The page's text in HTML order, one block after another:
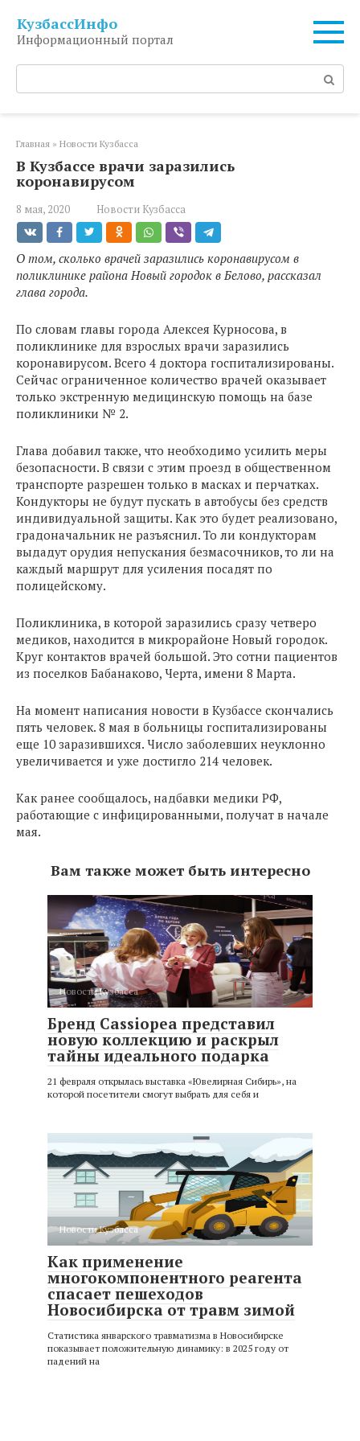
контенту
КузбассИнфо
Информационный портал
Поиск:
Главная » Новости Кузбасса
В Кузбассе врачи заразились
коронавирусом
8 мая, 2020 Новости Кузбасса
О том, сколько врачей заразились коронавирусом в
поликлинике района Новый городок в Белово, рассказал
глава города.
По словам главы города Алексея Курносова, в
поликлинике для взрослых врачи заразились
коронавирусом. Всего 4 доктора госпитализированы.
Сейчас ограниченное количество врачей оказывает
только экстренную медицинскую помощь на базе
поликлиники № 2.
Глава добавил также, что необходимо усилить меры
безопасности. В связи с этим проезд в общественном
транспорте разрешен только в масках и перчатках.
Кондукторы не будут пускать в автобусы без средств
индивидуальной защиты. Как это будет реализовано,
градоначальник не разъяснил. То ли кондукторам
выдадут орудия непускания безмасочников, то ли на
каждый маршрут для усиления посадят по
полицейскому.
Поликлиника, в которой заразились сразу четверо
медиков, находится в микрорайоне Новый городок.
Круг контактов врачей большой. Это сотни пациентов
из поселков Бабанаково, Черта, имени 8 Марта.
На момент написания новости в Кузбассе скончались
пять человек. 8 мая в больницы госпитализированы
еще 10 заразившихся. Число заболевших неуклонно
увеличивается и уже достигло 214 человек.
Как ранее сообщалось, надбавки медики РФ,
работающие с инфицированными, получат в начале
мая.
Вам также может быть интересно
Новости Кузбасса
Бренд Cassiopea представил
новую коллекцию и раскрыл
тайны идеального подарка
21 февраля открылась выставка «Ювелирная Сибирь», на
которой посетители смогут выбрать для себя и
Новости Кузбасса
Как применение
многокомпонентного реагента
спасает пешеходов
Новосибирска от травм зимой
Статистика январского травматизма в Новосибирске
показывает положительную динамику: в 2025 году от
падений на